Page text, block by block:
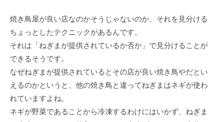
焼き鳥屋が良い店なのかそうじゃないのか、それを見分ける
ちょっとしたテクニックがあるんです。
それは「ねぎまが提供されているか否か」で見分けることが
できるそうです。
なぜねぎまが提供されているとその店が良い焼き鳥やだとい
えるのかというと、他の焼き鳥と違ってねぎまはネギが使わ
れていますよね。
ネギが野菜であることから冷凍するわけにはいかず、ねぎま